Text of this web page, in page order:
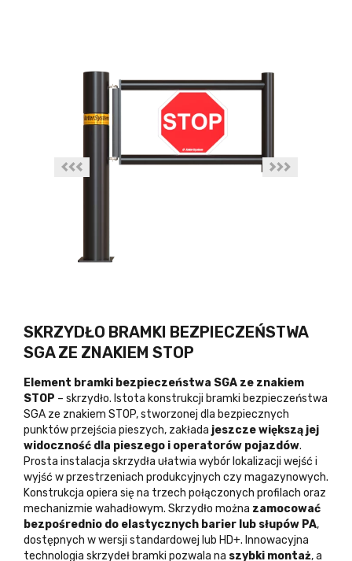
SKRZYDŁO BRAMKI BEZPIECZEŃSTWA
SGA ZE ZNAKIEM STOP
Element bramki bezpieczeństwa SGA ze znakiem
STOP – skrzydło. Istota konstrukcji bramki bezpieczeństwa
SGA ze znakiem STOP, stworzonej dla bezpiecznych
punktów przejścia pieszych, zakłada jeszcze większą jej
widoczność dla pieszego i operatorów pojazdów.
Prosta instalacja skrzydła ułatwia wybór lokalizacji wejść i
wyjść w przestrzeniach produkcyjnych czy magazynowych.
Konstrukcja opiera się na trzech połączonych profilach oraz
mechanizmie wahadłowym. Skrzydło można zamocować
bezpośrednio do elastycznych barier lub słupów PA,
dostępnych w wersji standardowej lub HD+. Innowacyjna
technologia skrzydeł bramki pozwala na szybki montaż, a